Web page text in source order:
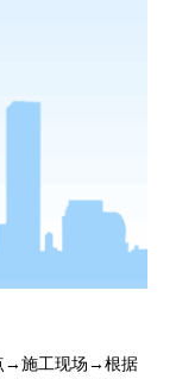
→施工现场→根据